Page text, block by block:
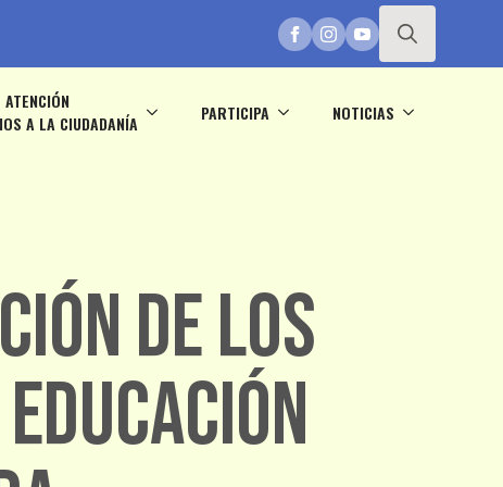
for:
ATENCIÓN
A LA CIUDADANÍA
PARTICIPA NOTICIAS
de los